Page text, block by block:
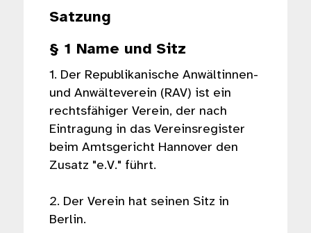
Satzung
§ 1 Name und Sitz
1. Der Republikanische Anwältinnen-
und Anwälteverein (RAV) ist ein
rechtsfähiger Verein, der nach
Eintragung in das Vereinsregister
beim Amtsgericht Hannover den
Zusatz "e.V." führt.
2. Der Verein hat seinen Sitz in
Berlin.